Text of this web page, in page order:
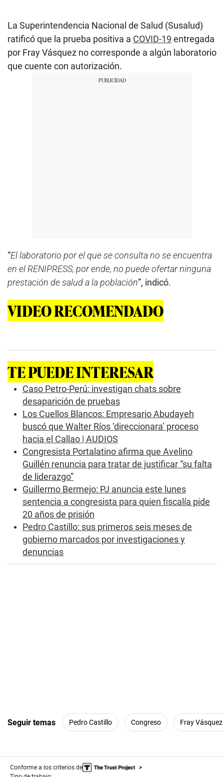
La Superintendencia Nacional de Salud (Susalud)
ratificó que la prueba positiva a COVID-19 entregada
por Fray Vásquez no corresponde a algún laboratorio
que cuente con autorización.
“El laboratorio por el que se consulta no se encuentra
en el RENIPRESS, por ende, no puede ofertar ninguna
prestación de salud a la población”, indicó.
VIDEO RECOMENDADO
TE PUEDE INTERESAR
Caso Petro-Perú: investigan chats sobre
desaparición de pruebas
Los Cuellos Blancos: Empresario Abudayeh
buscó que Walter Ríos ‘direccionara’ proceso
hacia el Callao | AUDIOS
Congresista Portalatino afirma que Avelino
Guillén renuncia para tratar de justificar “su falta
de liderazgo”
Guillermo Bermejo: PJ anuncia este lunes
sentencia a congresista para quien fiscalía pide
20 años de prisión
Pedro Castillo: sus primeros seis meses de
gobierno marcados por investigaciones y
denuncias
Seguir temas Pedro Castillo Congreso Fray
Conforme a los criterios de